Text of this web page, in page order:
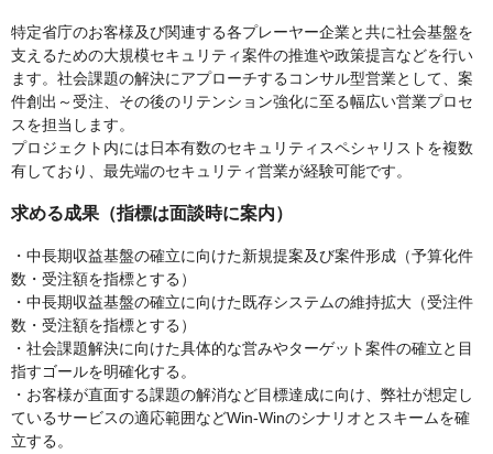
特定省庁のお客様及び関連する各プレーヤー企業と共に社会基盤を
支えるための大規模セキュリティ案件の推進や政策提言などを行い
ます。社会課題の解決にアプローチするコンサル型営業として、案
件創出～受注、その後のリテンション強化に至る幅広い営業プロセ
スを担当します。
プロジェクト内には日本有数のセキュリティスペシャリストを複数
有しており、最先端のセキュリティ営業が経験可能です。
求める成果（指標は面談時に案内）
・中長期収益基盤の確立に向けた新規提案及び案件形成（予算化件
数・受注額を指標とする）
・中長期収益基盤の確立に向けた既存システムの維持拡大（受注件
数・受注額を指標とする）
・社会課題解決に向けた具体的な営みやターゲット案件の確立と目
指すゴールを明確化する。
・お客様が直面する課題の解消など目標達成に向け、弊社が想定し
ているサービスの適応範囲などWin-Winのシナリオとスキームを確
立する。